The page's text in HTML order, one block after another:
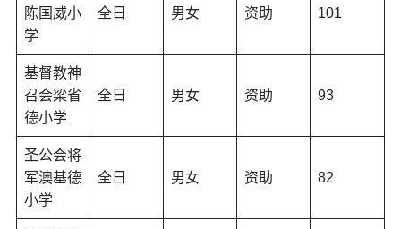
陈国威小
学
全日 男女 资助 101
基督教神
召会梁省
德小学
全日 男女 资助 93
圣公会将
军澳基德
小学
全日 男女 资助 82